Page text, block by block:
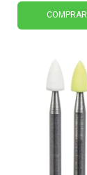
COMPRAR